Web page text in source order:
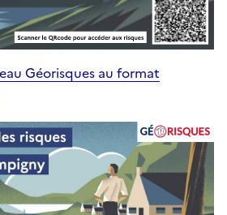
Géorisques au format